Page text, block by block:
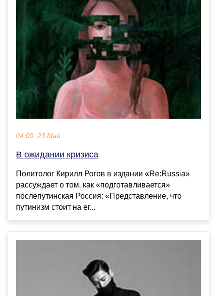
04:00, 23 Май
В ожидании кризиса
Политолог Кирилл Рогов в издании «Re:Russia»
рассуждает о том, как «подготавливается»
послепутинская Россия: «Представление, что
путинизм стоит на ег...